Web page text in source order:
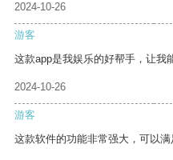
2024-10-26
游客
这款app是我娱乐的好帮手，让我
2024-10-26
游客
这款软件的功能非常强大，可以满